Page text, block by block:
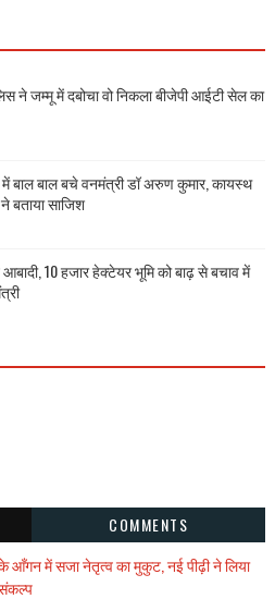
ने जम्मू में दबोचा वो निकला बीजेपी आईटी सेल का
बाल बाल बचे वनमंत्री डॉ अरुण कुमार, कायस्थ
बताया साजिश
10 हजार हेक्टेयर भूमि को बाढ़ से बचाव में
COMMENTS
के आँगन में सजा नेतृत्व का मुकुट, नई पीढ़ी ने लिया